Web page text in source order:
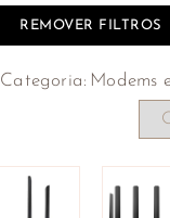
REMOVER FILTROS
Categoria: Modems